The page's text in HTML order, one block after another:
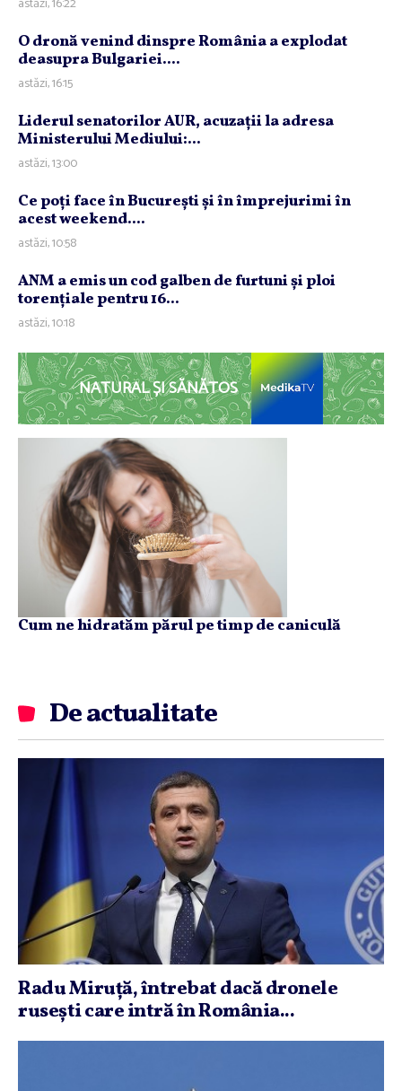
O dronă venind dinspre România a explodat
deasupra Bulgariei....
astăzi, 16:15
Liderul senatorilor AUR, acuzaţii la adresa
Ministerului Mediului:...
astăzi, 13:00
Ce poţi face în Bucureşti şi în împrejurimi în
acest weekend....
astăzi, 10:58
ANM a emis un cod galben de furtuni şi ploi
torenţiale pentru 16...
astăzi, 10:18
NATURAL ȘI SĂNĂTOS
Cum ne hidratăm părul pe timp de caniculă
De actualitate
Radu Miruţă, întrebat dacă dronele
ruseşti care intră în România...